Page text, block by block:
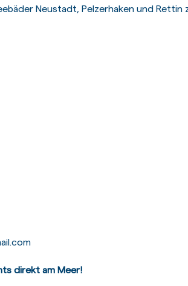
Neustadt, Pelzerhaken und Rettin
direkt am Meer!